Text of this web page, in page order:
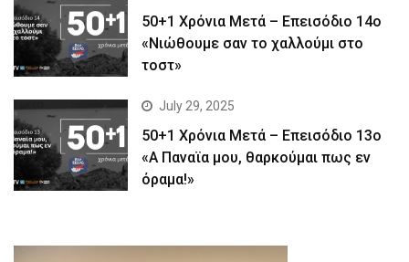
50+1 Χρόνια Μετά – Επεισόδιο 14ο
«Νιώθουμε σαν το χαλλούμι στο
τοστ»
July 29, 2025
50+1 Χρόνια Μετά – Επεισόδιο 13ο
«Α Παναϊα μου, θαρκούμαι πως εν
όραμα!»